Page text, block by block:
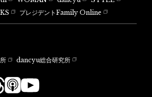
プレジデントFamily Online
dancyu総合研究所